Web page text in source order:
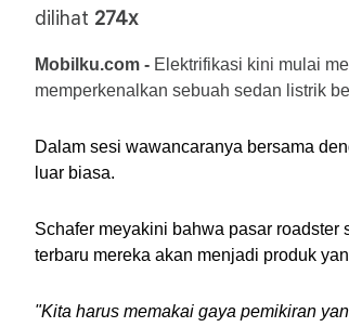
dilihat 274x
Mobilku.com - Elektrifikasi kini mulai
memperkenalkan sebuah sedan listrik
Dalam sesi wawancaranya bersama
luar biasa.
Schafer meyakini bahwa pasar roadster
terbaru mereka akan menjadi produk
"Kita harus memakai gaya pemikiran